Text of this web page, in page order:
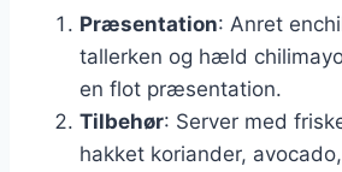
Præsentation: Anret
tallerken og hæld
en flot præsentation.
Tilbehør: Server med
hakket koriander,